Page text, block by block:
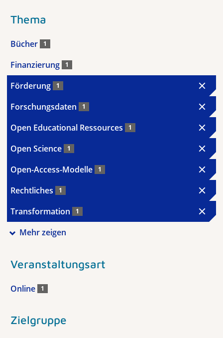
Thema
Bücher 1
Finanzierung 1
Förderung 1
Forschungsdaten 1
Open Educational Ressources 1
Open Science 1
Open-Access-Modelle 1
Rechtliches 1
Transformation 1
Mehr zeigen
Veranstaltungsart
Online 1
Zielgruppe